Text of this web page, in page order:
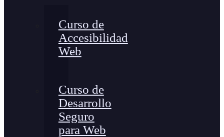
Curso de
Accesibilidad
Web
Curso de
Desarrollo
Seguro
para Web